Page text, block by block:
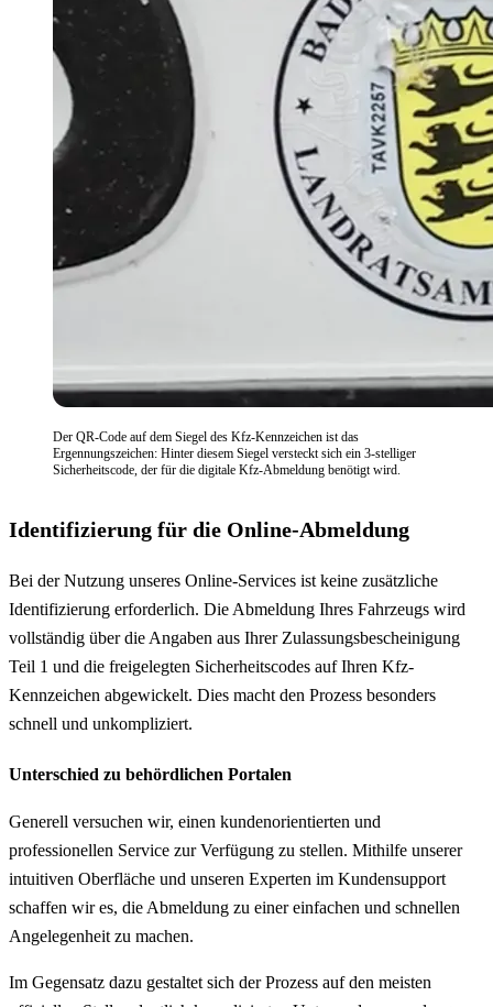
Der QR-Code auf dem Siegel des Kfz-Kennzeichen ist das
Ergennungszeichen: Hinter diesem Siegel versteckt sich ein 3-stelliger
Sicherheitscode, der für die digitale Kfz-Abmeldung benötigt wird.
Identifizierung für die Online-Abmeldung
Bei der Nutzung unseres Online-Services ist keine zusätzliche
Identifizierung erforderlich. Die Abmeldung Ihres Fahrzeugs wird
vollständig über die Angaben aus Ihrer Zulassungsbescheinigung
Teil 1 und die freigelegten Sicherheitscodes auf Ihren Kfz-
Kennzeichen abgewickelt. Dies macht den Prozess besonders
schnell und unkompliziert.
Unterschied zu behördlichen Portalen
Generell versuchen wir, einen kundenorientierten und
professionellen Service zur Verfügung zu stellen. Mithilfe unserer
intuitiven Oberfläche und unseren Experten im Kundensupport
schaffen wir es, die Abmeldung zu einer einfachen und schnellen
Angelegenheit zu machen.
Im Gegensatz dazu gestaltet sich der Prozess auf den meisten